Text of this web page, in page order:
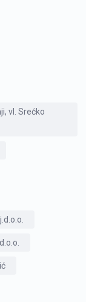
vl. Srećko